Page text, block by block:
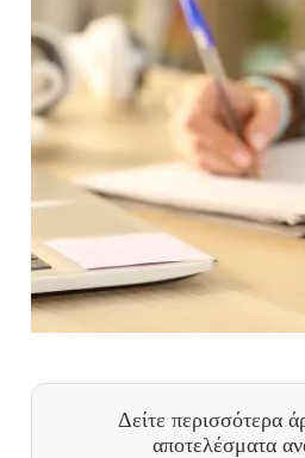
Δείτε περισσότερα
αποτελέσματα